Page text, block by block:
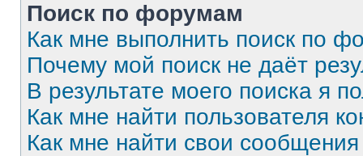
Поиск по форумам
Как мне выполнить поиск по
Почему мой поиск не даёт
В результате моего поиска я
Как мне найти пользователя
Как мне найти свои